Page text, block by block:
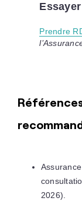
Prendre
2026).